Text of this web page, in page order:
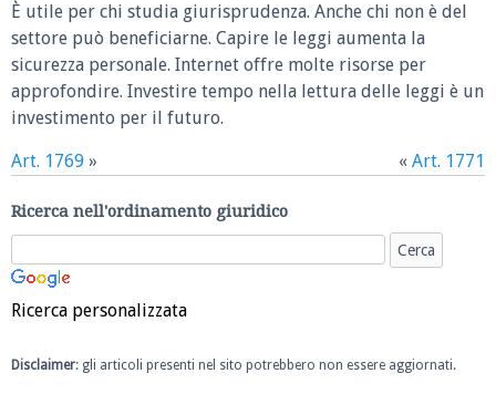
È utile per chi studia giurisprudenza. Anche chi non è del
settore può beneficiarne. Capire le leggi aumenta la
sicurezza personale. Internet offre molte risorse per
approfondire. Investire tempo nella lettura delle leggi è un
investimento per il futuro.
Art. 1769 » « Art. 1771
Ricerca nell'ordinamento giuridico
Ricerca personalizzata
Disclaimer: gli articoli presenti nel sito potrebbero non essere aggiornati.